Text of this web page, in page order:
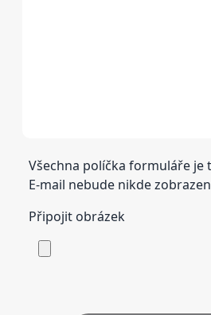
Všechna políčka formuláře je
E-mail nebude nikde
Připojit obrázek